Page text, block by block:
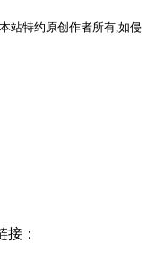
站特约原创作者所有,如侵
：